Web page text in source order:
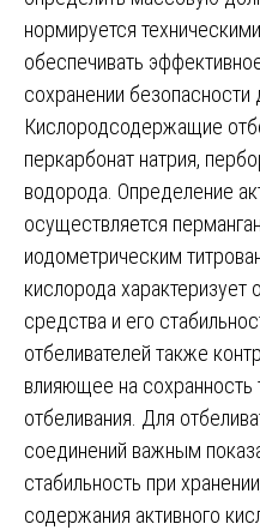
нормируется
обеспечивать
сохранении безопасности
Кислородсодержащие
перкарбонат натрия,
водорода. Определение
осуществляется
иодометрическим
кислорода
средства и его
отбеливателей также
влияющее на сохранность
отбеливания. Для
соединений важным
стабильность при
содержания активного